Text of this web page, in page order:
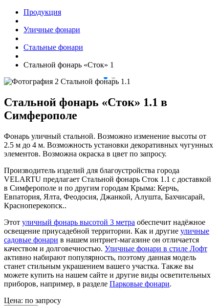
Продукция
Уличные фонари
Стальные фонари
Стальной фонарь «Сток» 1
Стальной фонарь «Сток» 1.1 в
Симферополе
Фонарь уличный стальной. Возможно изменение высоты от
2.5 м до 4 м. Возможность установки декоративных чугунных
элементов. Возможна окраска в цвет по запросу.
Производитель изделий для благоустройства города
VELARTU предлагает Стальной фонарь Сток 1.1 с доставкой
в Симферополе и по другим городам Крыма: Керчь,
Евпатория, Ялта, Феодосия, Джанкой, Алушта, Бахчисарай,
Красноперекопск..
Этот уличный фонарь высотой 3 метра обеспечит надёжное
освещение приусадебной территории. Как и другие уличные
садовые фонари в нашем интрнет-магазине он отличается
качеством и долговечностью. Уличные фонари в стиле Лофт
активно набирают популярность, поэтому данная модель
станет стильным украшением вашего участка. Также вы
можете купить на нашем сайте и другие виды осветительных
приборов, например, в разделе Парковые фонари.
Цена: по запросу